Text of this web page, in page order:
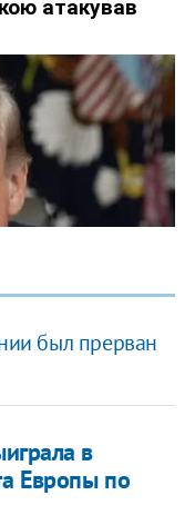
был прерван
в
Европы по